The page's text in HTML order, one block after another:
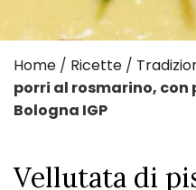
Home / Ricette /
porri al rosmarino, con
Bologna IGP
Vellutata di